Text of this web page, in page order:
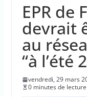
Le
n’a
plus
La
EPR de
devrait
au
“à l’été
vendredi, 29 mars
0 minutes de lecture